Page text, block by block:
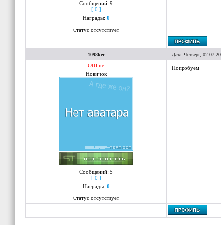
Сообщений: 9
[ 0 ]
Награды: 0
Статус отсутствует
1098ker Дата: Четверг,
.::Offline::.
Новичок
Сообщений: 5
[ 0 ]
Награды: 0
Статус отсутствует
Попробуем